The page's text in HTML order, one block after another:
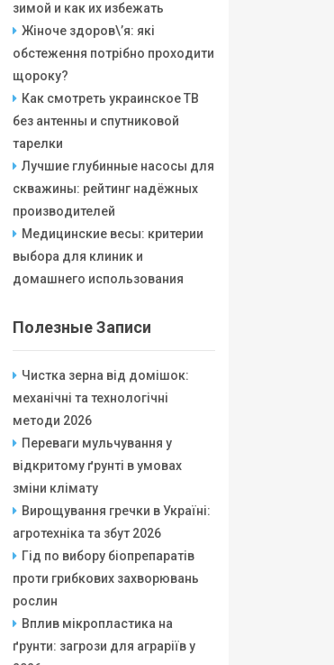
зимой и как их избежать
Жіноче здоров\’я: які
обстеження потрібно проходити
щороку?
Как смотреть украинское ТВ
без антенны и спутниковой
тарелки
Лучшие глубинные насосы для
скважины: рейтинг надёжных
производителей
Медицинские весы: критерии
выбора для клиник и
домашнего использования
Полезные Записи
Чистка зерна від домішок:
механічні та технологічні
методи 2026
Переваги мульчування у
відкритому ґрунті в умовах
зміни клімату
Вирощування гречки в Україні:
агротехніка та збут 2026
Гід по вибору біопрепаратів
проти грибкових захворювань
рослин
Вплив мікропластика на
ґрунти: загрози для аграріїв у